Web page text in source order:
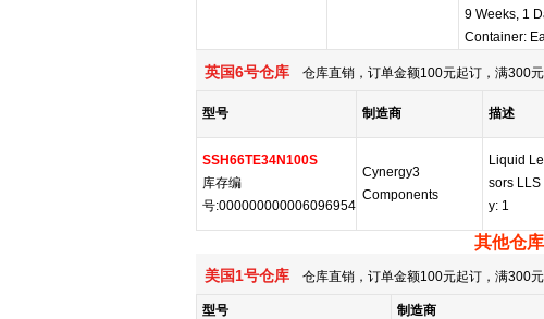
9 Weeks, 1
Container:
英国6号仓库 仓库直销，订单金额100元起订，满300
型号 制造商 描述
SSH66TE34N100S
库存编
号:000000000006096954
Cynergy3
Components
Liquid
sors LLS
y: 1
其他仓
美国1号仓库 仓库直销，订单金额100元起订，满300
型号 制造商